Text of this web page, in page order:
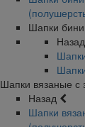
Шапки
Назад
Шапки вязаные с
Назад
Шапки